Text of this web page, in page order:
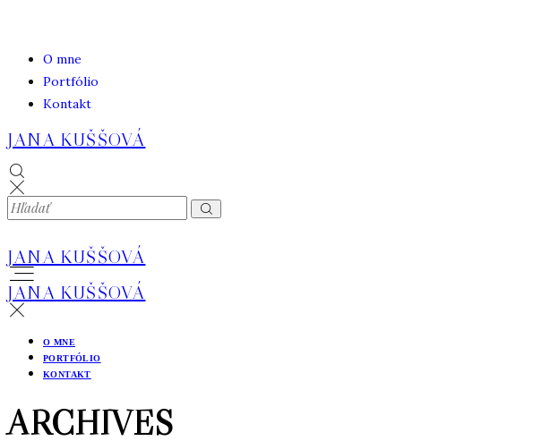
O mne
Portfólio
Kontakt
JANA KUŠŠOVÁ
JANA KUŠŠOVÁ
JANA KUŠŠOVÁ
O MNE
PORTFÓLIO
KONTAKT
ARCHIVES